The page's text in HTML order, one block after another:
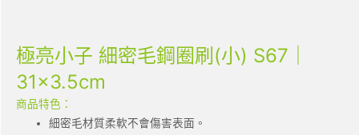
極亮小子 細密毛鋼圈刷(小) S67｜
31×3.5cm
商品特色：
細密毛材質柔軟不會傷害表面。